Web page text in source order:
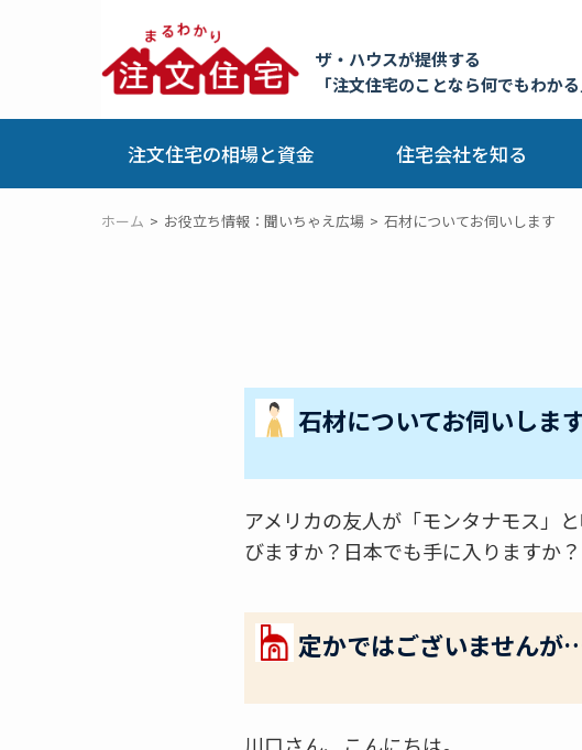
ザ・ハウスが提供する
「注文住宅のことなら何でもわか
注文住宅の相場と資金 住宅会社を知る
ホーム お役立ち情報：聞いちゃえ広場 石材についてお伺いします
石材についてお伺いしま
アメリカの友人が「モンタナモス」
びますか？日本でも手に入りますか？
定かではございませんが